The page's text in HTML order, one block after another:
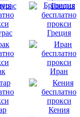
Бразилия
Греция
Иран
Кения